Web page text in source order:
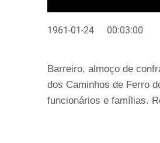
1961-01-24 00:03:00
Barreiro, almoço de
dos Caminhos de Ferro
funcionários e famílias.